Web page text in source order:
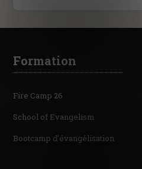
Formation
Fire Camp 26
School of Evangelism
Bootcamp d'évangélisation